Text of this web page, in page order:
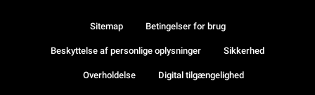
Sitemap Betingelser for brug
Beskyttelse af personlige oplysninger Sikkerhed
Overholdelse Digital tilgængelighed